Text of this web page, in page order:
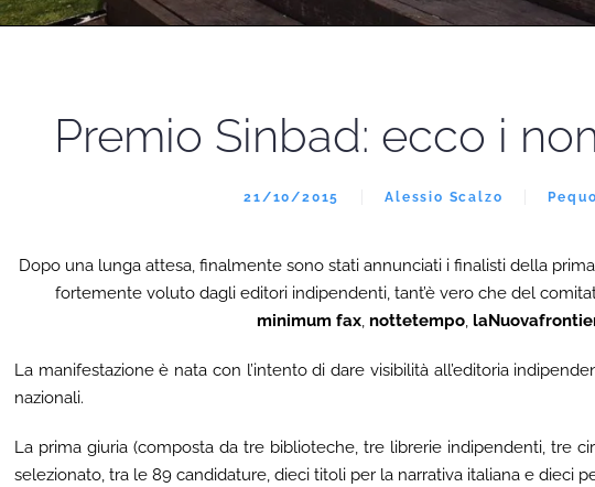
Premio Sinbad: ecco i
21/10/2015 Alessio Scalzo
Dopo una lunga attesa, finalmente sono stati annunciati i finalisti della
fortemente voluto dagli editori indipendenti, tant’è vero che del
minimum fax, nottetempo,
La manifestazione è nata con l’intento di dare visibilità all’editoria
nazionali.
La prima giuria (composta da tre biblioteche, tre librerie indipendenti, tre
selezionato, tra le 89 candidature, dieci titoli per la narrativa italiana e dieci